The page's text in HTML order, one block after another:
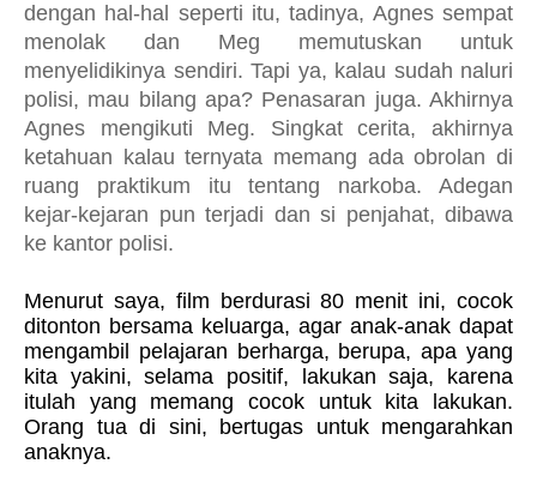
dengan hal-hal seperti itu, tadinya, Agnes sempat
menolak dan Meg memutuskan untuk
menyelidikinya sendiri. Tapi ya, kalau sudah naluri
polisi, mau bilang apa? Penasaran juga. Akhirnya
Agnes mengikuti Meg. Singkat cerita, akhirnya
ketahuan kalau ternyata memang ada obrolan di
ruang praktikum itu tentang narkoba. Adegan
kejar-kejaran pun terjadi dan si penjahat, dibawa
ke kantor polisi.
Menurut saya, film berdurasi 80 menit ini, cocok
ditonton bersama keluarga, agar anak-anak dapat
mengambil pelajaran berharga, berupa, apa yang
kita yakini, selama positif, lakukan saja, karena
itulah yang memang cocok untuk kita lakukan.
Orang tua di sini, bertugas untuk mengarahkan
anaknya.